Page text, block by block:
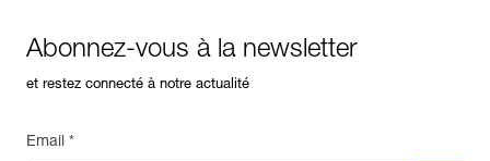
Abonnez-vous à la newsletter
et restez connecté à notre actualité
Email *